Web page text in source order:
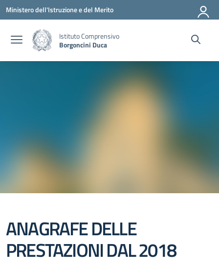
Vai ai contenuti
Vai al menu di navigazione
Vai al footer
Ministero dell'Istruzione e del Merito
Istituto Comprensivo
Borgoncini Duca
ANAGRAFE DELLE
PRESTAZIONI DAL 2018